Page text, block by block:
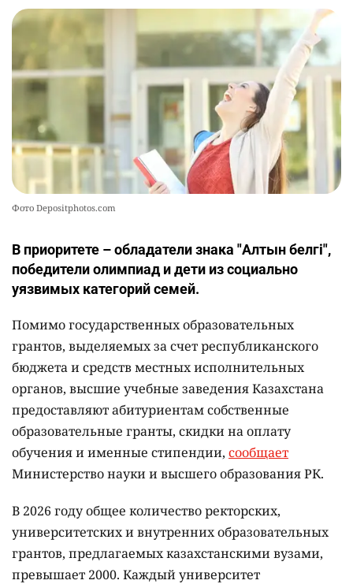
Фото Depositphotos.com
В приоритете – обладатели знака "Алтын белгі",
победители олимпиад и дети из социально
уязвимых категорий семей.
Помимо государственных образовательных
грантов, выделяемых за счет республиканского
бюджета и средств местных исполнительных
органов, высшие учебные заведения Казахстана
предоставляют абитуриентам собственные
образовательные гранты, скидки на оплату
обучения и именные стипендии, сообщает
Министерство науки и высшего образования РК.
В 2026 году общее количество ректорских,
университетских и внутренних образовательных
грантов, предлагаемых казахстанскими вузами,
превышает 2000. Каждый университет